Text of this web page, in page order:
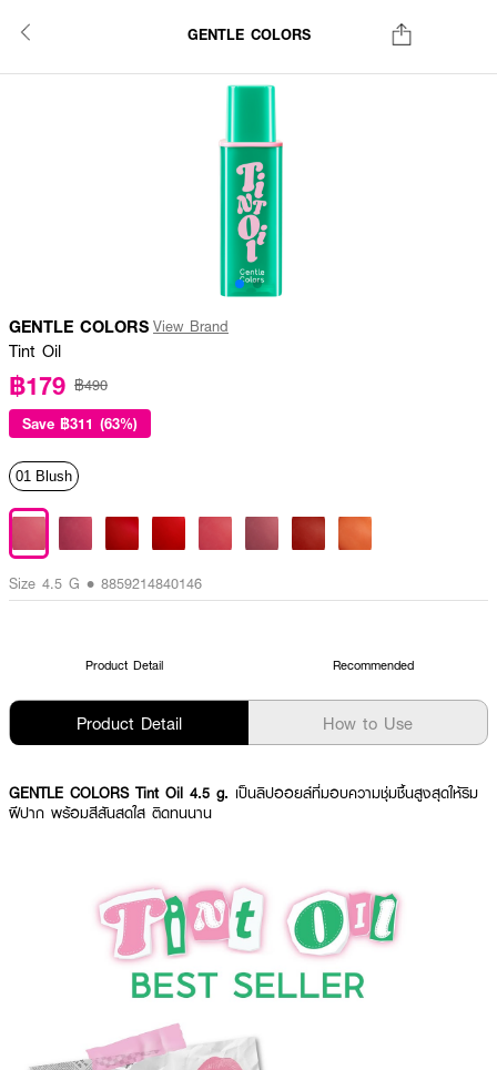
GENTLE COLORS
GENTLE COLORS View Brand
Tint Oil
฿179 ฿490
Save ฿311 (63%)
01 Blush
Size 4.5 G • 8859214840146
Product Detail Recommended
Product Detail How to Use
GENTLE COLORS Tint Oil 4.5 g. เป็นลิปออยล์ที่มอบความชุ่มชื้นสูงสุดให้ริม
ฝีปาก พร้อมสีสันสดใส ติดทนนาน